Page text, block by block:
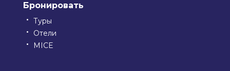
Бронировать
Туры
Отели
MICE